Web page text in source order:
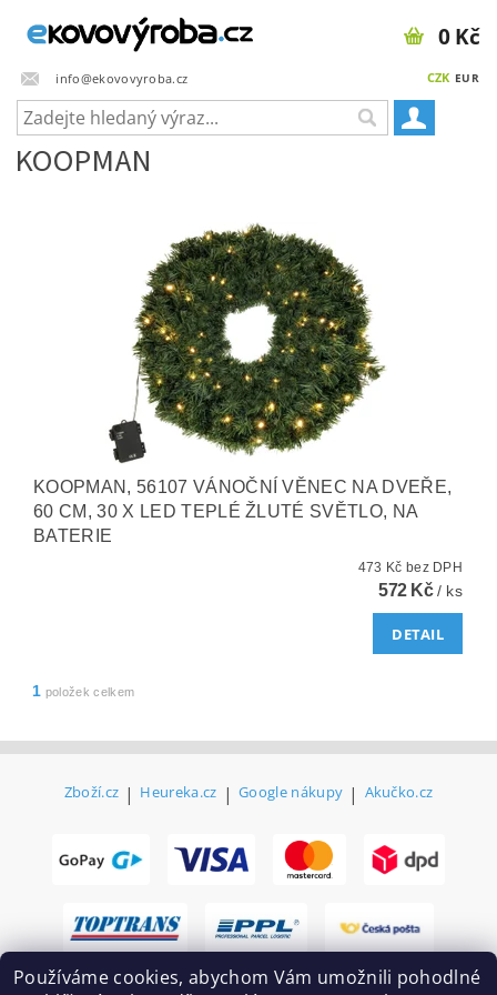
info@ekovovyroba.cz CZK EUR
0 Kč
KOOPMAN
KOOPMAN, 56107 VÁNOČNÍ VĚNEC NA DVEŘE,
60 CM, 30 X LED TEPLÉ ŽLUTÉ SVĚTLO, NA
BATERIE
473 Kč bez DPH
572 Kč/ ks
DETAIL
1 položek celkem
Zboží.cz | Heureka.cz | Google nákupy | Akučko.cz
Používáme cookies, abychom Vám umožnili pohodlné